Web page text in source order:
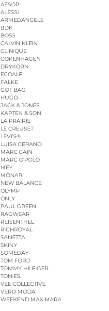
AESOP
ALESSI
ARMEDANGELS
BDK
BOSS
CALVIN KLEIN
CLINIQUE
COPENHAGEN
DRYKORN
ECOALF
FALKE
GOT BAG
HUGO
JACK & JONES
KAPTEN & SON
LA PRAIRIE
LE CREUSET
LEVI’S®
LUISA CERANO
MARC CAIN
MARC O’POLO
MEY
MONARI
NEW BALANCE
OLYMP
ONLY
PAUL GREEN
RAGWEAR
REISENTHEL
RICHROYAL
SANETTA
SKINY
SOMEDAY
TOM FORD
TOMMY HILFIGER
TONIES
VEE COLLECTIVE
VERO MODA
WEEKEND MAX MARA